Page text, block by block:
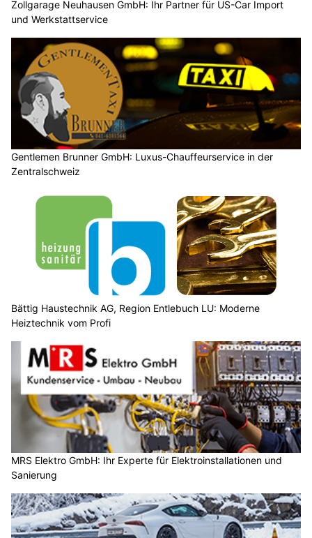
Zollgarage Neuhausen GmbH: Ihr Partner für US-Car Import
und Werkstattservice
Gentlemen Brunner GmbH: Luxus-Chauffeurservice in der
Zentralschweiz
Bättig Haustechnik AG, Region Entlebuch LU: Moderne
Heiztechnik vom Profi
MRS Elektro GmbH: Ihr Experte für Elektroinstallationen und
Sanierung